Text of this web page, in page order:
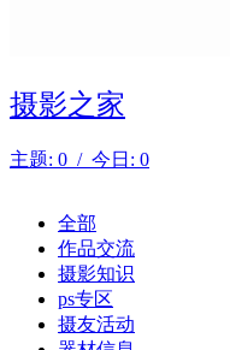
摄影之家
主题: 0 / 今日: 0
全部
作品交流
摄影知识
ps专区
摄友活动